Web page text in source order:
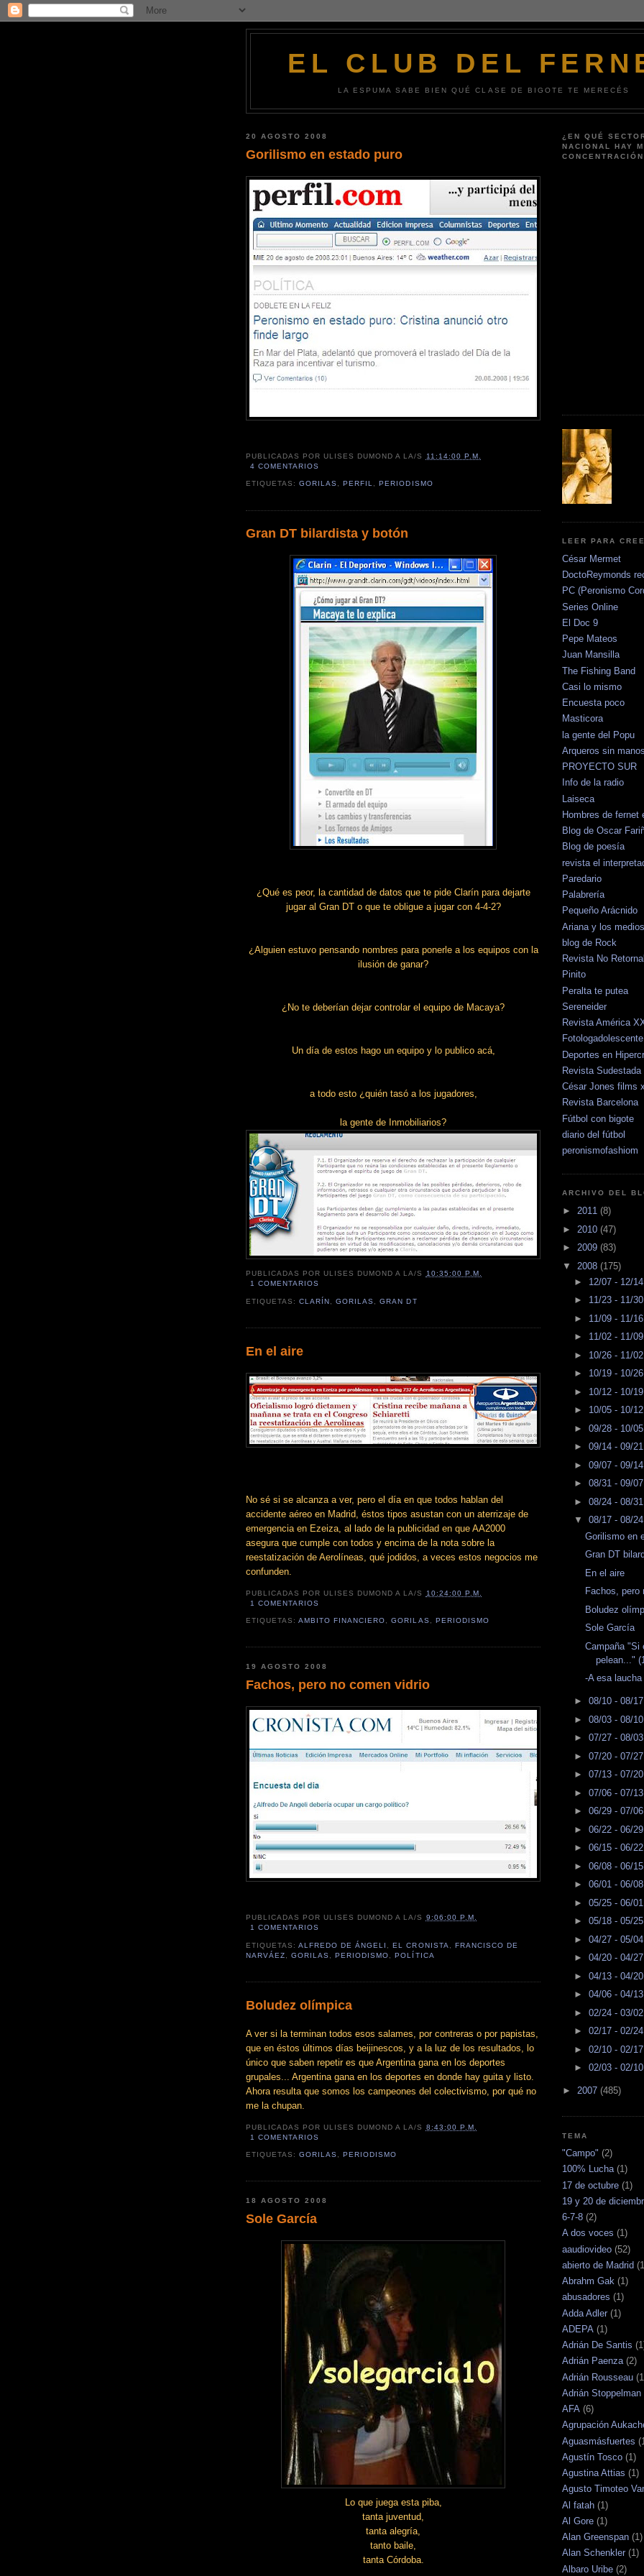
EL CLUB DEL
LA ESPUMA SABE BIEN QUÉ CLASE DE BIGOTE TE MERECÉS
20 AGOSTO 2008
Gorilismo en estado puro
PUBLICADAS PORULISES DUMOND A LA/S 11:14:00 P.M.
4 COMENTARIOS
ETIQUETAS:GORILAS,PERFIL,PERIODISMO
Gran DT bilardista y botón
¿Qué es peor, la cantidad de datos que te pide Clarín para dejarte
jugar al Gran DT o que te obligue a jugar con 4-4-2?
¿Alguien estuvo pensando nombres para ponerle a los equipos con la
ilusión de ganar?
¿No te deberían dejar controlar el equipo de Macaya?
Un día de estos hago un equipo y lo publico acá,
a todo esto ¿quién tasó a los jugadores,
la gente de Inmobiliarios?
PUBLICADAS PORULISES DUMOND A LA/S 10:35:00 P.M.
1 COMENTARIOS
ETIQUETAS:CLARÍN ,GORILAS ,GRAN DT
En el aire
No sé si se alcanza a ver, pero el día en que todos hablan del
accidente aéreo en Madrid, éstos tipos asustan con un aterrizaje de
emergencia en Ezeiza, al lado de la publicidad en que AA2000
asegura que cumple con todos y encima de la nota sobre la
reestatización de Aerolíneas, qué jodidos, a veces estos negocios me
confunden.
PUBLICADAS PORULISES DUMOND A LA/S
10:24:00 P.M.
1 COMENTARIOS
ETIQUETAS:AMBITO FINANCIERO ,GORILAS PERIODISMO
19 AGOSTO 2008
Fachos, pero no comen vidrio
PUBLICADAS PORULISES DUMOND A LA/S 9:06:00 P.M.
1 COMENTARIOS
ETIQUETAS:ALFREDO DE ÁNGELI ,EL CRONISTA
FRANCISCO DE
NARVÁEZ
,GORILAS ,PERIODISMO ,POLÍTICA
Boludez olímpica
A ver si la terminan todos esos salames, por contreras o por papistas,
que en éstos últimos días beijinescos, y a la luz de los resultados, lo
único que saben repetir es que Argentina gana en los deportes
grupales... Argentina gana en los deportes en donde hay guita y listo.
Ahora resulta que somos los campeones del colectivismo, por qué no
me la chupan.
PUBLICADAS PORULISES DUMOND A LA/S 8:43:00 P.M.
1 COMENTARIOS
ETIQUETAS:GORILAS ,PERIODISMO
18 AGOSTO 2008
Sole García
Lo que juega esta piba,
tanta juventud,
tanta alegría,
tanto baile,
tanta Córdoba.
¿EN QUÉ
NACIONAL HAY
LEER PARA
César Mermet
DoctoReymonds
PC (Peronismo
Series Online
El Doc 9
Pepe Mateos
Juan Mansilla
The Fishing Band
Casi lo mismo
Encuesta poco
Masticora
la gente del Popu
Arqueros sin manos
PROYECTO SUR
Info de la radio
Laiseca
Hombres de fernet
Blog de Oscar
Blog de poesía
revista el
Paredario
Palabrería
Pequeño Arácnido
Ariana y los medios
blog de Rock
Revista No
Pinito
Peralta te putea
Sereneider
Revista América
Fotologadolescente
Deportes en
Revista Sudestada
César Jones films
Revista Barcelona
Fútbol con bigote
diario del fútbol
peronismofashiom
ARCHIVO DEL
► 2011 (8)
► 2010 (47)
► 2009 (83)
▼ 2008 (175)
► 12/07 - 12/14
► 11/23 - 11/30
► 11/09 - 11/16
► 11/02 - 11/09
► 10/26 - 11/02
► 10/19 - 10/26
► 10/12 - 10/19
► 10/05 - 10/12
► 09/28 - 10/05
► 09/14 - 09/21
► 09/07 - 09/14
► 08/31 - 09/07
► 08/24 - 08/31
▼ 08/17 - 08/24
Gorilismo en
Gran DT
En el aire
Fachos, pero
Boludez
Sole García
Campaña "Si
pelean..."
-A esa
► 08/10 - 08/17
► 08/03 - 08/10
► 07/27 - 08/03
► 07/20 - 07/27
► 07/13 - 07/20
► 07/06 - 07/13
► 06/29 - 07/06
► 06/22 - 06/29
► 06/15 - 06/22
► 06/08 - 06/15
► 06/01 - 06/08
► 05/25 - 06/01
► 05/18 - 05/25
► 04/27 - 05/04
► 04/20 - 04/27
► 04/13 - 04/20
► 04/06 - 04/13
► 02/24 - 03/02
► 02/17 - 02/24
► 02/10 - 02/17
► 02/03 - 02/10
► 2007 (485)
TEMA
"Campo" (2)
100% Lucha (1)
17 de octubre (1)
19 y 20 de
6-7-8 (2)
A dos voces (1)
aaudiovideo (52)
abierto de Madrid
Abrahm Gak (1)
abusadores (1)
Adda Adler (1)
ADEPA (1)
Adrián De Santis
Adrián Paenza (2)
Adrián Rousseau
Adrián Stoppelman
AFA (6)
Agrupación
Aguasmásfuertes
Agustín Tosco (1)
Agustina Attias (1)
Agusto Timoteo
Al fatah (1)
Al Gore (1)
Alan Greenspan (1)
Alan Schenkler (1)
Albaro Uribe (2)